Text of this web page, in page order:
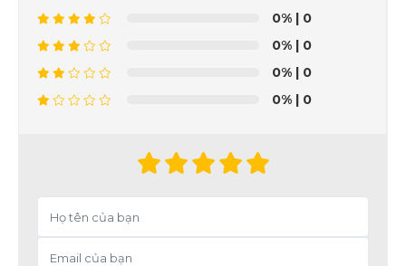
0% | 0
0% | 0
0% | 0
0% | 0